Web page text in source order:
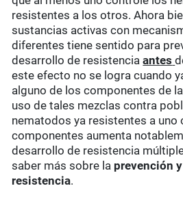
resistentes a los otros. Ahora
sustancias activas con
diferentes tiene sentido para
desarrollo de resistenciaantes
este efecto no se logra cuando
alguno de los componentes de
uso de tales mezclas contra
nematodos ya resistentes a uno
componentes aumenta
desarrollo de resistencia
saber más sobre la prevención
resistencia.